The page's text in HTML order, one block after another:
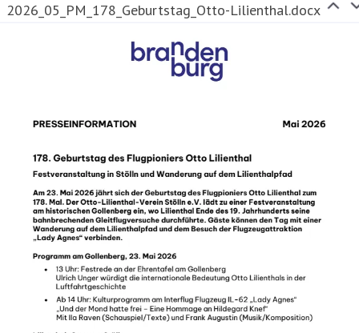
2026_05_PM_178_Geburtstag_Otto-Lilienthal.docx